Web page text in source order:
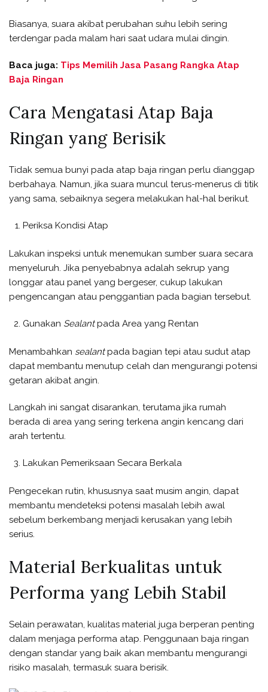
Biasanya, suara akibat perubahan suhu lebih sering
terdengar pada malam hari saat udara mulai dingin.
Baca juga: Tips Memilih Jasa Pasang Rangka Atap
Baja Ringan
Cara Mengatasi Atap Baja
Ringan yang Berisik
Tidak semua bunyi pada atap baja ringan perlu dianggap
berbahaya. Namun, jika suara muncul terus-menerus di titik
yang sama, sebaiknya segera melakukan hal-hal berikut.
Periksa Kondisi Atap
Lakukan inspeksi untuk menemukan sumber suara secara
menyeluruh. Jika penyebabnya adalah sekrup yang
longgar atau panel yang bergeser, cukup lakukan
pengencangan atau penggantian pada bagian tersebut.
Gunakan Sealantpada Area yang Rentan
Menambahkan sealantpada bagian tepi atau sudut atap
dapat membantu menutup celah dan mengurangi potensi
getaran akibat angin.
Langkah ini sangat disarankan, terutama jika rumah
berada di area yang sering terkena angin kencang dari
arah tertentu.
Lakukan Pemeriksaan Secara Berkala
Pengecekan rutin, khususnya saat musim angin, dapat
membantu mendeteksi potensi masalah lebih awal
sebelum berkembang menjadi kerusakan yang lebih
serius.
Material Berkualitas untuk
Performa yang Lebih Stabil
Selain perawatan, kualitas material juga berperan penting
dalam menjaga performa atap. Penggunaan baja ringan
dengan standar yang baik akan membantu mengurangi
risiko masalah, termasuk suara berisik.